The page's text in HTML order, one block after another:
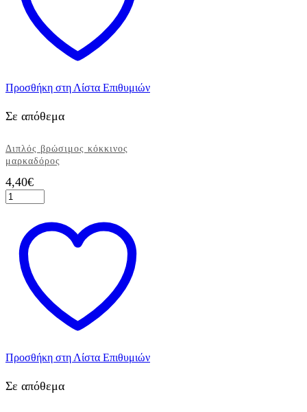
Προσθήκη στη Λίστα Επιθυμιών
Σε απόθεμα
Διπλός βρώσιμος κόκκινος
μαρκαδόρος
4,40€
Διπλός
βρώσιμος
μαρκαδόρος
ποσότητα
Προσθήκη στη Λίστα Επιθυμιών
Σε απόθεμα